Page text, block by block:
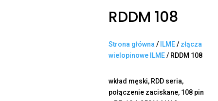
RDDM 108
Strona główna / ILME/ złącza
wielopinowe ILME/ RDDM 108
wkład męski, RDD seria,
połączenie zaciskane, 108 pin